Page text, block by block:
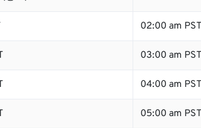
02:00 am PST
03:00 am PST
04:00 am PST
05:00 am PST